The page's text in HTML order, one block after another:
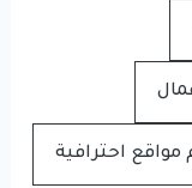
احترافية